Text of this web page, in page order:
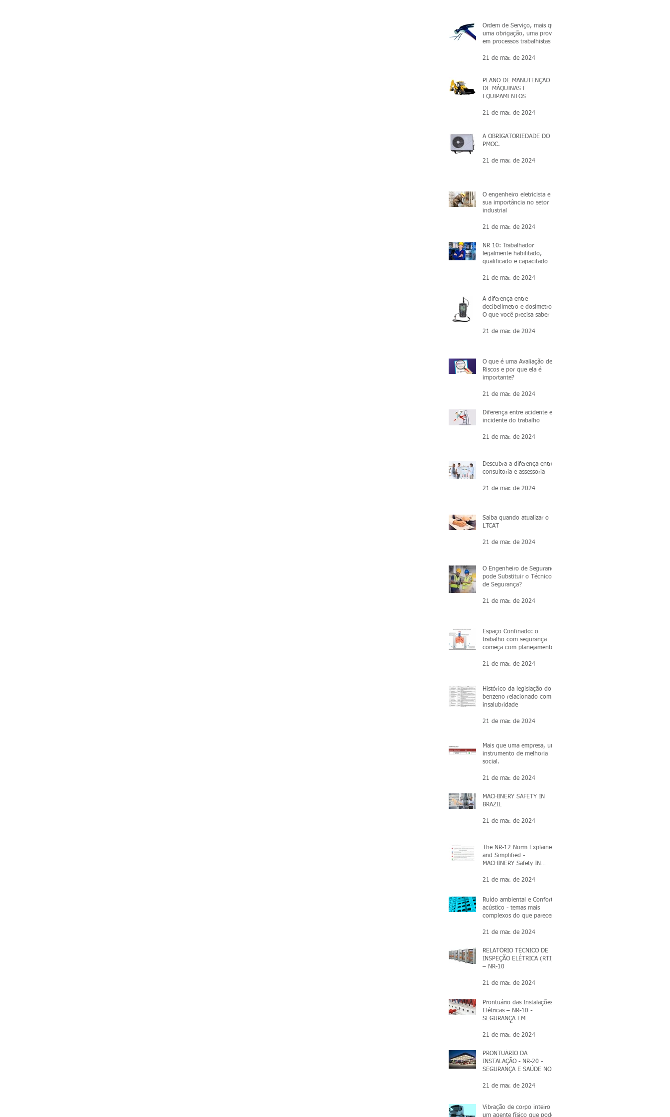
Ordem de Serviço, mais que
uma obrigação, uma prova
em processos trabalhistas
21 de mar. de 2024
PLANO DE MANUTENÇÃO
DE MÁQUINAS E
EQUIPAMENTOS
21 de mar. de 2024
A OBRIGATORIEDADE DO
PMOC.
21 de mar. de 2024
O engenheiro eletricista e a
sua importância no setor
industrial
21 de mar. de 2024
NR 10: Trabalhador
legalmente habilitado,
qualificado e capacitado
21 de mar. de 2024
A diferença entre
decibelímetro e dosímetro:
O que você precisa saber
21 de mar. de 2024
O que é uma Avaliação de
Riscos e por que ela é
importante?
21 de mar. de 2024
Diferença entre acidente e
incidente do trabalho
21 de mar. de 2024
Descubra a diferença entre
consultoria e assessoria
21 de mar. de 2024
Saiba quando atualizar o
LTCAT
21 de mar. de 2024
O Engenheiro de Segurança
pode Substituir o Técnico
de Segurança?
21 de mar. de 2024
Espaço Confinado: o
trabalho com segurança
começa com planejamento.
21 de mar. de 2024
Histórico da legislação do
benzeno relacionado com a
insalubridade
21 de mar. de 2024
Mais que uma empresa, um
instrumento de melhoria
social.
21 de mar. de 2024
MACHINERY SAFETY IN
BRAZIL
21 de mar. de 2024
The NR-12 Norm Explained
and Simplified -
MACHINERY Safety IN
21 de mar. de 2024
Ruído ambiental e Conforto
acústico - temas mais
complexos do que parecem
21 de mar. de 2024
RELATÓRIO TÉCNICO DE
INSPEÇÃO ELÉTRICA (RTI)
– NR-10
21 de mar. de 2024
Prontuário das Instalações
Elétricas – NR-10 -
SEGURANÇA EM
EM ELETRICIDADE.
21 de mar. de 2024
PRONTUÁRIO DA
INSTALAÇÃO - NR-20 -
SEGURANÇA E SAÚDE NO
INFLAMÁVEIS E
21 de mar. de 2024
Vibração de corpo inteiro -
um agente físico que pode